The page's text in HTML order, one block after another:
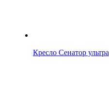
Кресло Сенатор ультра